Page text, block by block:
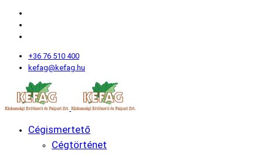
+36 76 510 400
kefag@kefag.hu
Cégismertető
Cégtörténet